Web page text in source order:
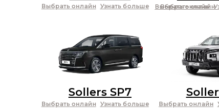
Узнать больше
Выбрать онлайн
Выбрать онлайн
Sollers SP7
Узнать больше
Выбрать онлайн
Выбрать онлайн
Выбрать онлайн